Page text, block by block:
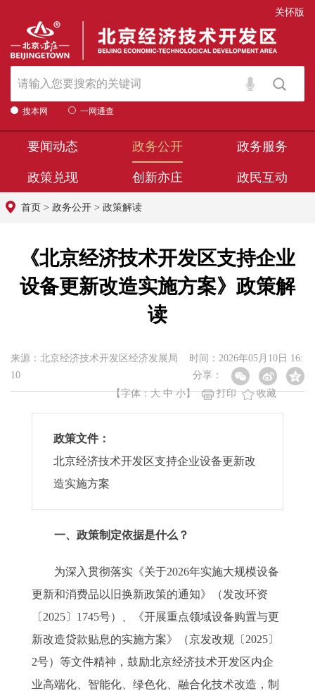
关怀版
搜本网 一网通查
要闻动态 政务公开 政务服务
政策兑现 创新亦庄 政民互动
首页 > 政务公开 > 政策解读
《北京经济技术开发区支持企业
设备更新改造实施方案》政策解
读
来源：北京经济技术开发区经济发展局 时间：2026年05月10日 16:
10
分享：
【字体：大 中 小】 打印 收藏
政策文件：
北京经济技术开发区支持企业设备更新改
造实施方案
一、政策制定依据是什么？
为深入贯彻落实《关于2026年实施大规模设备
更新和消费品以旧换新政策的通知》（发改环资
〔2025〕1745号）、《开展重点领域设备购置与更
新改造贷款贴息的实施方案》（京发改规〔2025〕
2号）等文件精神，鼓励北京经济技术开发区内企
业高端化、智能化、绿色化、融合化技术改造，制